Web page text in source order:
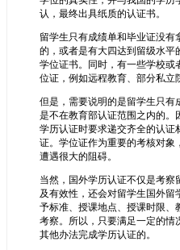
认，最终出具纸质的认证书。
留学生只有成绩单和毕业证没有
的，或者是有大四达到留级水平
学位证书。同时，有一些学校或
位证，例如远程教育、部分私立
但是，需要说明的是留学生只有
是不在教育部认证范围之内的。
学历认证时要求递交齐全的认证
证。学位证作为重要的考核对象
遭遇很大的阻碍。
当然，国外学历认证不仅是考
及有效性，还会对留学生国外
予标准、授课地点、授课时限、
考察。所以，只要满足一定的情
其他办法完成学历认证的。